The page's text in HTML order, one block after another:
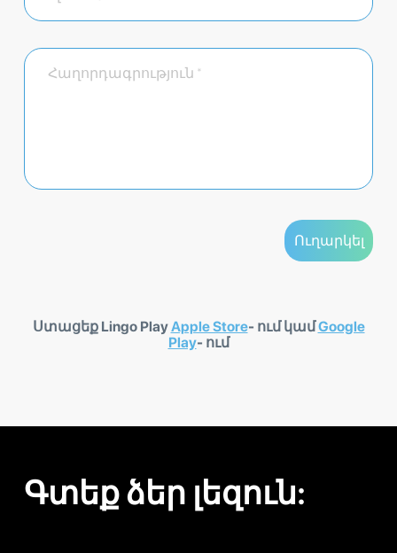
Ստացեք Lingo PlayApple Store- ում կամGoogle
Play- ում
Գտեք ձեր լեզուն: